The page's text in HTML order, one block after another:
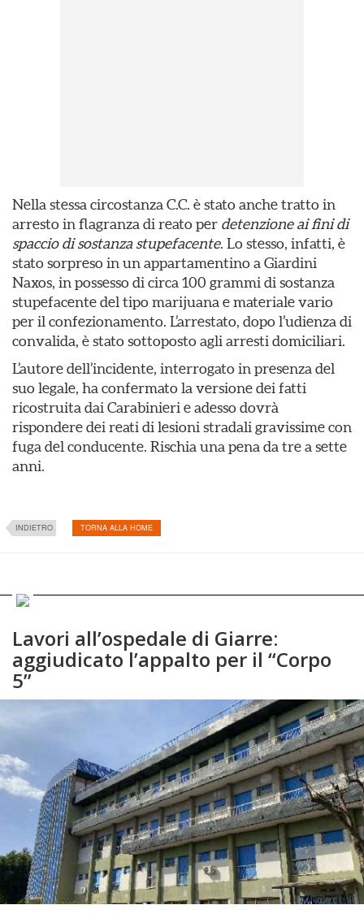
Nella stessa circostanza C.C. è stato anche tratto in
arresto in flagranza di reato per detenzione ai fini di
spaccio di sostanza stupefacente. Lo stesso, infatti, è
stato sorpreso in un appartamentino a Giardini
Naxos, in possesso di circa 100 grammi di sostanza
stupefacente del tipo marijuana e materiale vario
per il confezionamento. L’arrestato, dopo l’udienza di
convalida, è stato sottoposto agli arresti domiciliari.
L’autore dell’incidente, interrogato in presenza del
suo legale, ha confermato la versione dei fatti
ricostruita dai Carabinieri e adesso dovrà
rispondere dei reati di lesioni stradali gravissime con
fuga del conducente. Rischia una pena da tre a sette
anni.
INDIETRO TORNA ALLA HOME
Lavori all’ospedale di Giarre:
aggiudicato l’appalto per il “Corpo
5”